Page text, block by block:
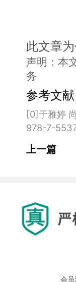
此文章
声明：本
务
参考文
[0]于雅婷
上一篇
会